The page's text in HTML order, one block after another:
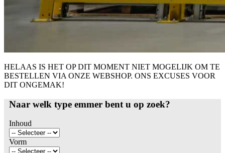
HELAAS IS HET OP DIT MOMENT NIET MOGELIJK OM TE
BESTELLEN VIA ONZE WEBSHOP. ONS EXCUSES VOOR
DIT ONGEMAK!
Naar welk type emmer bent u op zoek?
Inhoud
Vorm